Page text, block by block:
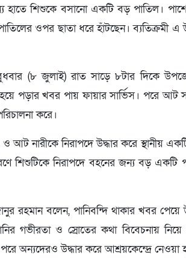
হাতে শিশুকে বসানো একটি বড় পাতিল।
ওপর ছাতা ধরে হাঁটছেন। ব্যতিক্রমী এ
(৮ জুলাই) রাত সাড়ে ৮টার দিকে
পড়ার খবর পায় ফায়ার সার্ভিস। পরে আট
করে।
নারীকে নিরাপদে উদ্ধার করে স্থানীয়
শিশুটিকে নিরাপদে বহনের জন্য বড় একটি
রহমান বলেন, পানিবন্দি থাকার খবর পেয়ে
গভীরতা ও স্রোতের কথা বিবেচনায়
পরে অন্যদেরও উদ্ধার করে আশ্রয়কেন্দ্রে নেওয়া